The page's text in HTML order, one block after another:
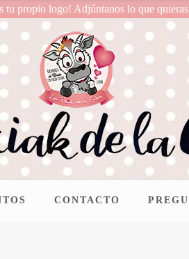
tu propio logo! Adjúntanos lo que
CONTACTO